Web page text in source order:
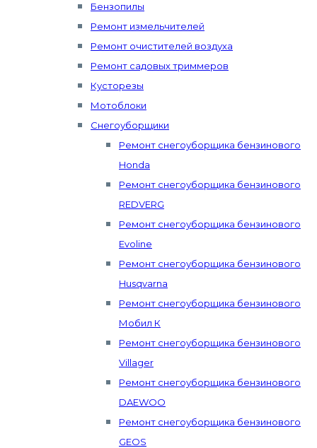
Бензопилы
Ремонт измельчителей
Ремонт очистителей воздуха
Ремонт садовых триммеров
Кусторезы
Мотоблоки
Снегоуборщики
Ремонт снегоуборщика бензинового
Honda
Ремонт снегоуборщика бензинового
REDVERG
Ремонт снегоуборщика бензинового
Evoline
Ремонт снегоуборщика бензинового
Husqvarna
Ремонт снегоуборщика бензинового
Мобил К
Ремонт снегоуборщика бензинового
Villager
Ремонт снегоуборщика бензинового
DAEWOO
Ремонт снегоуборщика бензинового
GEOS